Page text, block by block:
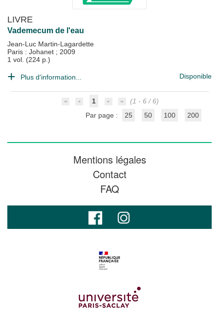
LIVRE
Vademecum de l'eau
Jean-Luc Martin-Lagardette
Paris : Johanet ; 2009
1 vol. (224 p.)
Plus d'information... Disponible
1
(1 - 6 / 6)
Par page :
25 50 100 200
Mentions légales
Contact
FAQ